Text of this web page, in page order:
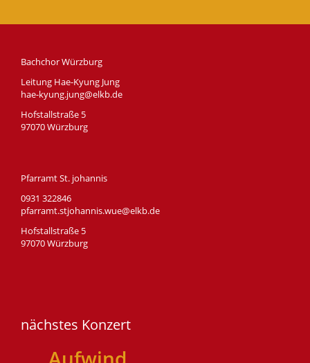
Bachchor Würzburg
Leitung Hae-Kyung Jung
hae-kyung.jung@elkb.de
Hofstallstraße 5
97070 Würzburg
Pfarramt St. johannis
0931 322846
pfarramt.stjohannis.wue@elkb.de
Hofstallstraße 5
97070 Würzburg
nächstes Konzert